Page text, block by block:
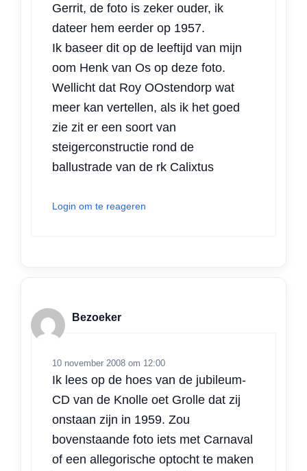
Gerrit, de foto is zeker ouder, ik
dateer hem eerder op 1957.
Ik baseer dit op de leeftijd van mijn
oom Henk van Os op deze foto.
Wellicht dat Roy OOstendorp wat
meer kan vertellen, als ik het goed
zie zit er een soort van
steigerconstructie rond de
ballustrade van de rk Calixtus
Login om te reageren
Bezoeker
10 november 2008 om 12:00
Ik lees op de hoes van de jubileum-
CD van de Knolle oet Grolle dat zij
onstaan zijn in 1959. Zou
bovenstaande foto iets met Carnaval
of een allegorische optocht te maken